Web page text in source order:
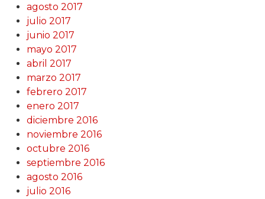
agosto 2017
julio 2017
junio 2017
mayo 2017
abril 2017
marzo 2017
febrero 2017
enero 2017
diciembre 2016
noviembre 2016
octubre 2016
septiembre 2016
agosto 2016
julio 2016